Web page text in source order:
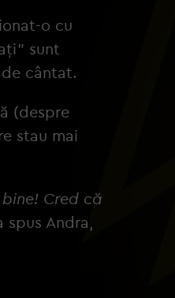
o cu
sunt
cântat.
(despre
stau mai
Cred că
spus Andra,